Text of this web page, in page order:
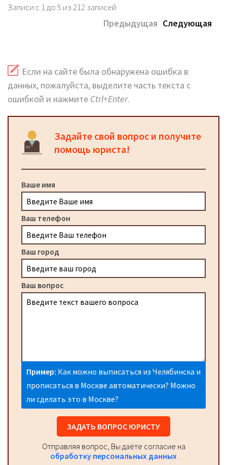
Записи с 1 до 5 из 212 записей
Предыдущая Следующая
Если на сайте была обнаружена ошибка в
данных, пожалуйста, выделите часть текста с
ошибкой и нажмите Ctrl+Enter.
Задайте свой вопрос и получите
помощь юриста!
Ваше имя
Ваш телефон
Ваш город
Ваш вопрос
Пример: Как можно выписаться из Челябинска и
прописаться в Москве автоматически? Можно
ли сделать это в Москве?
ЗАДАТЬ ВОПРОС ЮРИСТУ
Отправляя вопрос, Вы даёте согласие на
обработку персональных данных